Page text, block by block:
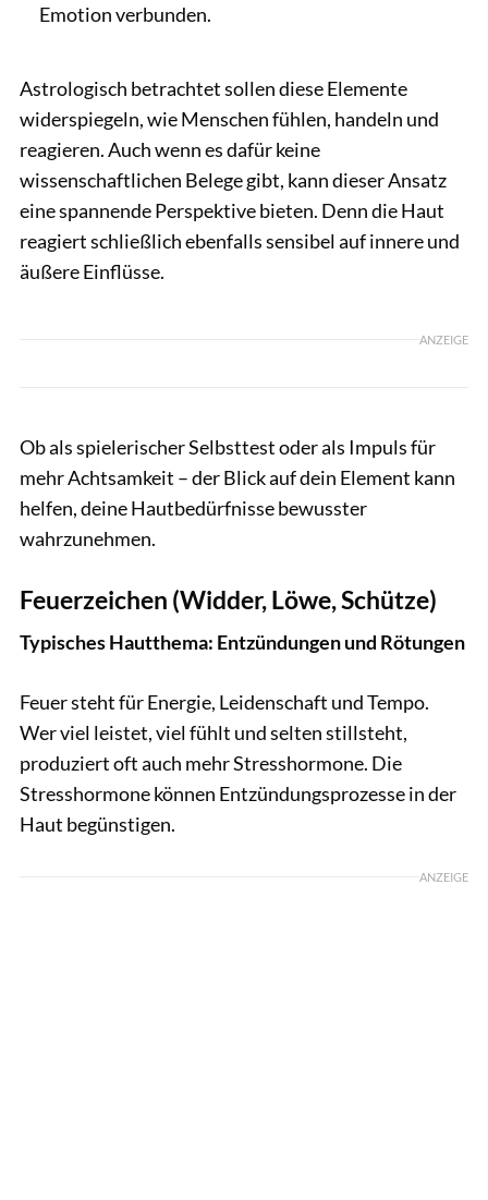
Emotion verbunden.
Astrologisch betrachtet sollen diese Elemente
widerspiegeln, wie Menschen fühlen, handeln und
reagieren. Auch wenn es dafür keine
wissenschaftlichen Belege gibt, kann dieser Ansatz
eine spannende Perspektive bieten. Denn die Haut
reagiert schließlich ebenfalls sensibel auf innere und
äußere Einflüsse.
ANZEIGE
Ob als spielerischer Selbsttest oder als Impuls für
mehr Achtsamkeit – der Blick auf dein Element kann
helfen, deine Hautbedürfnisse bewusster
wahrzunehmen.
Feuerzeichen (Widder, Löwe, Schütze)
Typisches Hautthema: Entzündungen und Rötungen
Feuer steht für Energie, Leidenschaft und Tempo.
Wer viel leistet, viel fühlt und selten stillsteht,
produziert oft auch mehr Stresshormone. Die
Stresshormone können Entzündungsprozesse in der
Haut begünstigen.
ANZEIGE